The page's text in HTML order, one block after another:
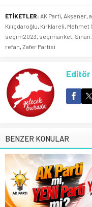
ETİKETLER: AK Parti, Akşener,
Kılıçdaroğlu, Kırklareli, Mehmet
seçim2023, seçimanket, Sinan
refah, Zafer Partisi
Editör
BENZER KONULAR